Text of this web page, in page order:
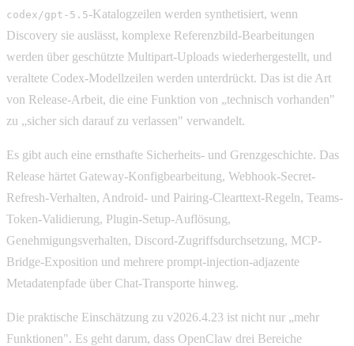
codex/gpt-5.5-Katalogzeilen werden synthetisiert, wenn
Discovery sie auslässt, komplexe Referenzbild-Bearbeitungen
werden über geschützte Multipart-Uploads wiederhergestellt, und
veraltete Codex-Modellzeilen werden unterdrückt. Das ist die Art
von Release-Arbeit, die eine Funktion von „technisch vorhanden"
zu „sicher sich darauf zu verlassen" verwandelt.
Es gibt auch eine ernsthafte Sicherheits- und Grenzgeschichte. Das
Release härtet Gateway-Konfigbearbeitung, Webhook-Secret-
Refresh-Verhalten, Android- und Pairing-Clearttext-Regeln, Teams-
Token-Validierung, Plugin-Setup-Auflösung,
Genehmigungsverhalten, Discord-Zugriffsdurchsetzung, MCP-
Bridge-Exposition und mehrere prompt-injection-adjazente
Metadatenpfade über Chat-Transporte hinweg.
Die praktische Einschätzung zu v2026.4.23 ist nicht nur „mehr
Funktionen". Es geht darum, dass OpenClaw drei Bereiche